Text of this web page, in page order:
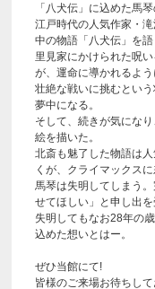
「八犬伝」に込めた馬
江戸時代の人気作家・
中の物語「八犬伝」を語
里見家にかけられた呪
が、運命に導かれるよう
壮絶な戦いに挑むとい
夢中になる。
そして、続きが気にな
絵を描いた。
北斎も魅了した物語は
くが、クライマックスに
馬琴は失明してしまう
せてほしい」と申し出を
失明してもなお28年の
込めた想いとはー。
ぜひ当館にて!
皆様のご来場お待ちし